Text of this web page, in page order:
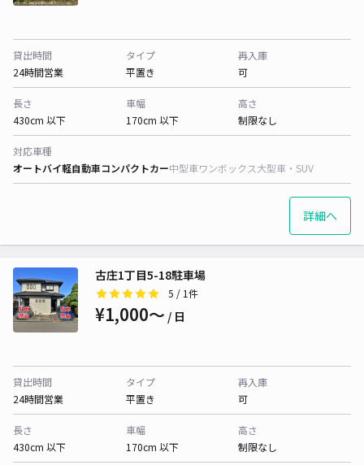
貸出時間
24時間営業
タイプ
平置き
再入庫
可
長さ
430cm 以下
車幅
170cm 以下
高さ
制限なし
対応車種
オートバイ軽自動車コンパクトカー中型車ワンボックス大型車・SUV
詳細へ
古庄1丁目5-18駐車場
5 / 1件
¥1,000〜 / 日
貸出時間
24時間営業
タイプ
平置き
再入庫
可
長さ
430cm 以下
車幅
170cm 以下
高さ
制限なし